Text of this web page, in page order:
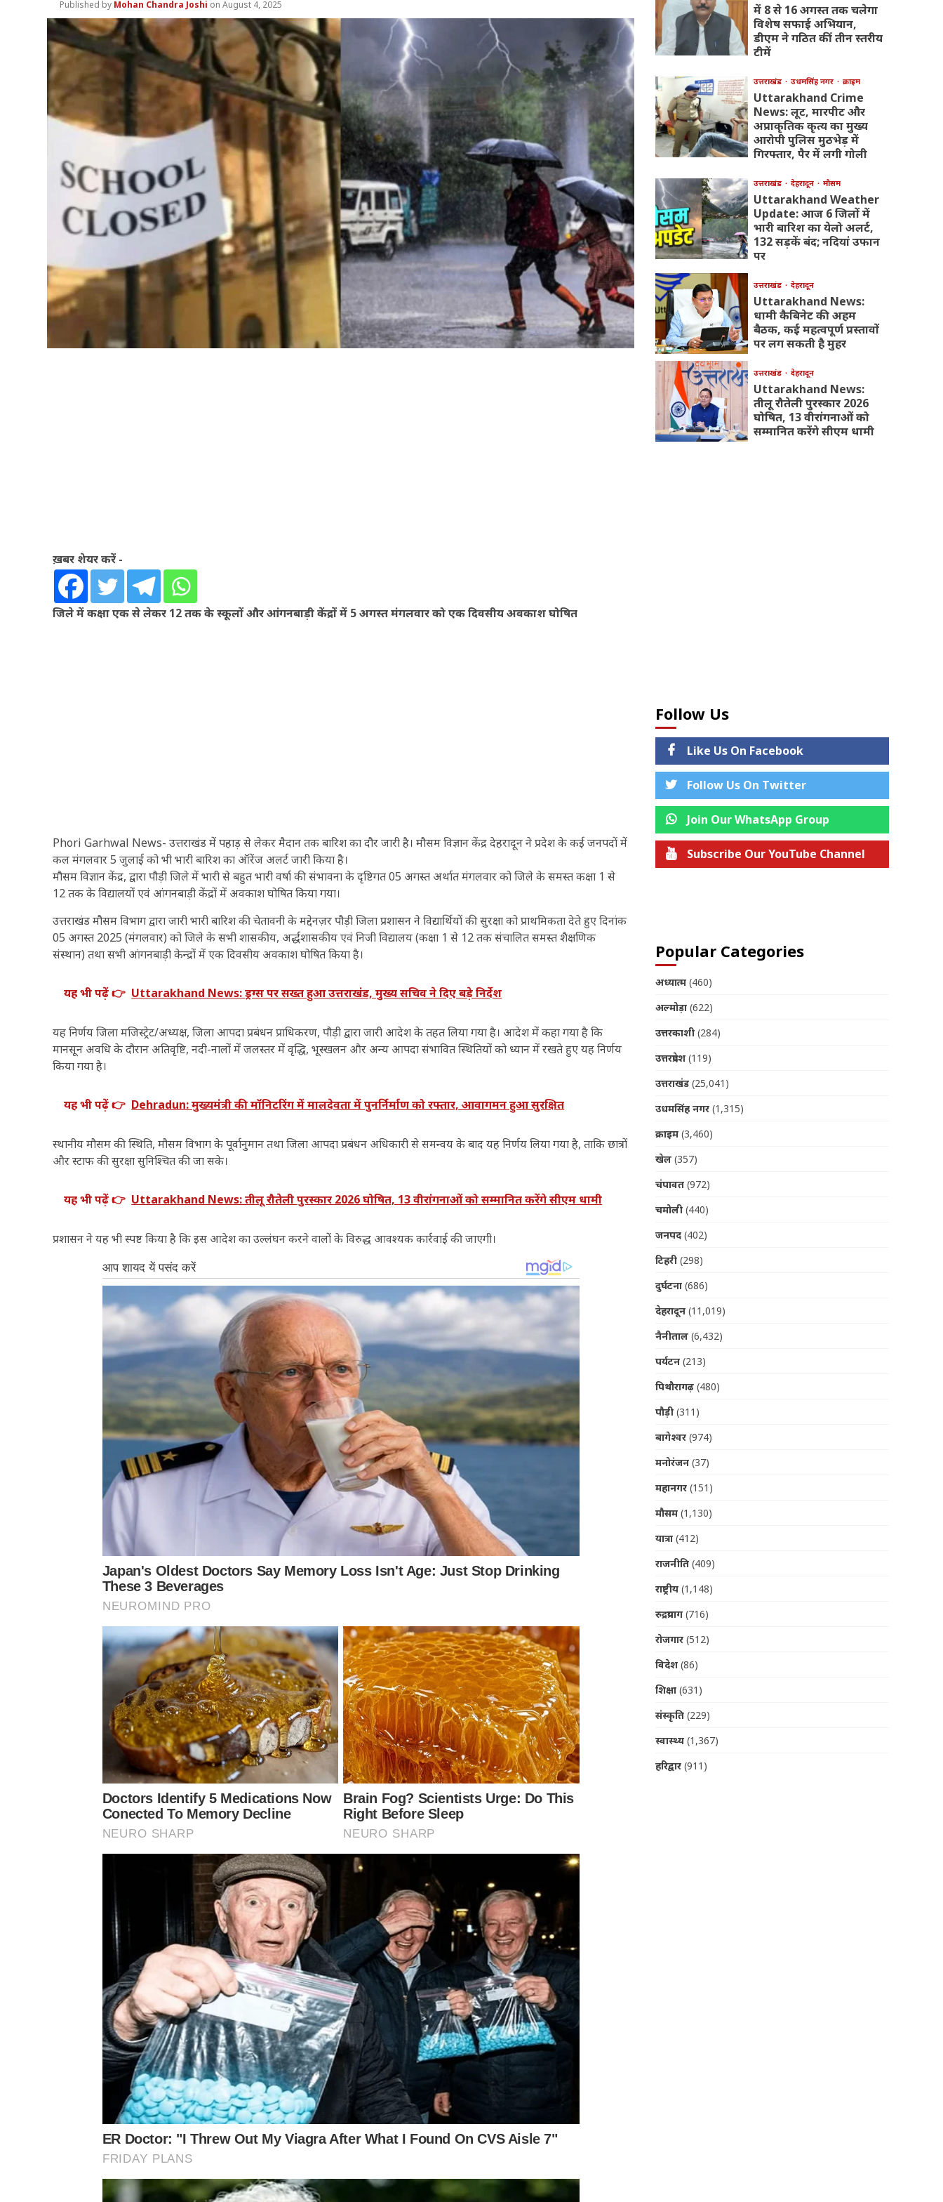
Mohan Chandra Joshi August 4, 2025
ख़बर शेयर करें -
जिले में कक्षा एक से लेकर 12 तक के स्कूलों और आंगनबाड़ी केंद्रों में 5 अगस्त मंगलवार को एक दिवसीय अवकाश घोषित
Phori Garhwal News- उत्तराखंड में पहाड़ से लेकर मैदान तक बारिश का दौर जारी है। मौसम विज्ञान केंद्र देहरादून ने प्रदेश के कई जनपदों में
कल मंगलवार 5 जुलाई को भी भारी बारिश का ऑरेंज अलर्ट जारी किया है।
मौसम विज्ञान केंद्र, द्वारा पौड़ी जिले में भारी से बहुत भारी वर्षा की संभावना के दृष्टिगत 05 अगस्त अर्थात मंगलवार को जिले के समस्त कक्षा 1 से
12 तक के विद्यालयों एवं आंगनबाड़ी केंद्रों में अवकाश घोषित किया गया।
उत्तराखंड मौसम विभाग द्वारा जारी भारी बारिश की चेतावनी के मद्देनज़र पौड़ी जिला प्रशासन ने विद्यार्थियों की सुरक्षा को प्राथमिकता देते हुए दिनांक
05 अगस्त 2025 (मंगलवार) को जिले के सभी शासकीय, अर्द्धशासकीय एवं निजी विद्यालय (कक्षा 1 से 12 तक संचालित समस्त शैक्षणिक
संस्थान) तथा सभी आंगनबाड़ी केन्द्रों में एक दिवसीय अवकाश घोषित किया है।
यह भी पढ़ें 👉 Uttarakhand News: ड्रग्स पर सख्त हुआ उत्तराखंड, मुख्य सचिव ने दिए बड़े निर्देश
यह निर्णय जिला मजिस्ट्रेट/अध्यक्ष, जिला आपदा प्रबंधन प्राधिकरण, पौड़ी द्वारा जारी आदेश के तहत लिया गया है। आदेश में कहा गया है कि
मानसून अवधि के दौरान अतिवृष्टि, नदी-नालों में जलस्तर में वृद्धि, भूस्खलन और अन्य आपदा संभावित स्थितियों को ध्यान में रखते हुए यह निर्णय
किया गया है।
यह भी पढ़ें 👉 Dehradun: मुख्यमंत्री की मॉनिटरिंग में मालदेवता में पुनर्निर्माण को रफ्तार, आवागमन हुआ सुरक्षित
स्थानीय मौसम की स्थिति, मौसम विभाग के पूर्वानुमान तथा जिला आपदा प्रबंधन अधिकारी से समन्वय के बाद यह निर्णय लिया गया है, ताकि छात्रों
और स्टाफ की सुरक्षा सुनिश्चित की जा सके।
यह भी पढ़ें 👉 Uttarakhand News: तीलू रौतेली पुरस्कार 2026 घोषित, 13 वीरांगनाओं को सम्मानित करेंगे सीएम धामी
प्रशासन ने यह भी स्पष्ट किया है कि इस आदेश का उल्लंघन करने वालों के विरुद्ध आवश्यक कार्रवाई की जाएगी।
में 8 से 16 अगस्त तक चलेगा
विशेष सफाई अभियान,
डीएम ने गठित कीं तीन स्तरीय
टीमें
उत्तराखंड उधमसिंह नगर क्राइम
Uttarakhand Crime
News: लूट, मारपीट और
अप्राकृतिक कृत्य का मुख्य
आरोपी पुलिस मुठभेड़ में
गिरफ्तार, पैर में लगी गोली
उत्तराखंड देहरादून मौसम
Uttarakhand Weather
Update: आज 6 जिलों में
भारी बारिश का येलो अलर्ट,
132 सड़कें बंद; नदियां उफान
पर
उत्तराखंड देहरादून
Uttarakhand News:
धामी कैबिनेट की अहम
बैठक, कई महत्वपूर्ण प्रस्तावों
पर लग सकती है मुहर
उत्तराखंड देहरादून
Uttarakhand News:
तीलू रौतेली पुरस्कार 2026
घोषित, 13 वीरांगनाओं को
सम्मानित करेंगे सीएम धामी
Follow Us
Like Us On Facebook
Follow Us On Twitter
Join Our WhatsApp Group
Subscribe Our YouTube Channel
Popular Categories
अध्यात्म(460)
अल्मोड़ा(622)
उत्तरकाशी(284)
उत्तरप्रदेश(119)
उत्तराखंड(25,041)
उधमसिंह नगर(1,315)
क्राइम(3,460)
खेल(357)
चंपावत(972)
चमोली(440)
जनपद(402)
टिहरी(298)
दुर्घटना(686)
देहरादून(11,019)
नैनीताल(6,432)
पर्यटन(213)
पिथौरागढ़(480)
पौड़ी(311)
बागेश्वर(974)
मनोरंजन(37)
महानगर(151)
मौसम(1,130)
यात्रा(412)
राजनीति(409)
राष्ट्रीय(1,148)
रुद्रप्रयाग(716)
रोजगार(512)
विदेश(86)
शिक्षा(631)
संस्कृति(229)
स्वास्थ्य(1,367)
हरिद्वार(911)